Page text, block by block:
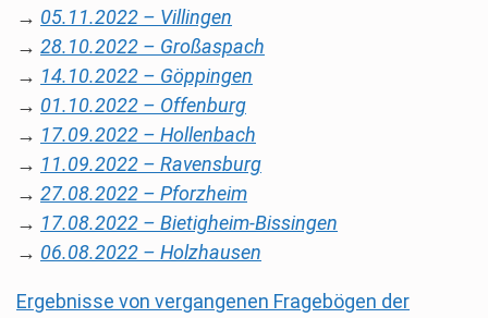
→ 05.11.2022 – Villingen
→ 28.10.2022 – Großaspach
→ 14.10.2022 – Göppingen
→ 01.10.2022 – Offenburg
→ 17.09.2022 – Hollenbach
→ 11.09.2022 – Ravensburg
→ 27.08.2022 – Pforzheim
→ 17.08.2022 – Bietigheim-Bissingen
→ 06.08.2022 – Holzhausen
Ergebnisse von vergangenen Fragebögen der